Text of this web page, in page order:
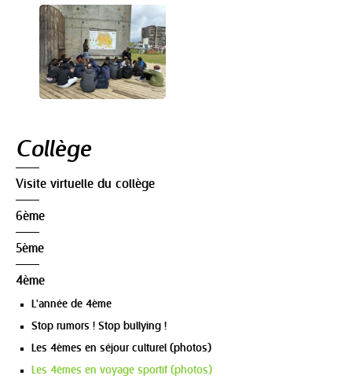
Collège
Visite virtuelle du collège
6ème
5ème
4ème
L'année de 4ème
Stop rumors ! Stop bullying !
Les 4èmes en séjour culturel (photos)
Les 4èmes en voyage sportif (photos)